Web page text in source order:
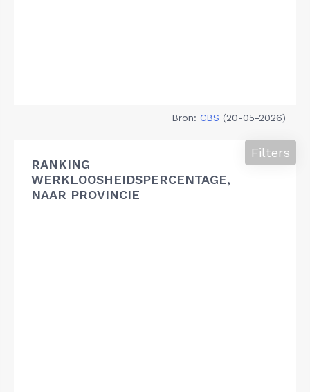
Bron: CBS (20-05-2026)
RANKING
WERKLOOSHEIDSPERCENTAGE,
NAAR PROVINCIE
Filters